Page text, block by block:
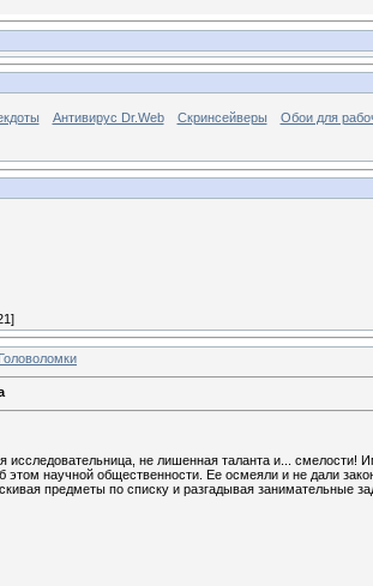
Антивирус Dr.Web Скринсейверы Обои для
Головоломки
не лишенная таланта и... смелости!
этом научной общественности. Ее осмеяли и не дали
предметы по списку и разгадывая занимательные